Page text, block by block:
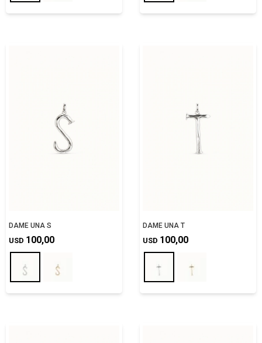
DAME UNA S
USD 100,00
DAME UNA T
USD 100,00